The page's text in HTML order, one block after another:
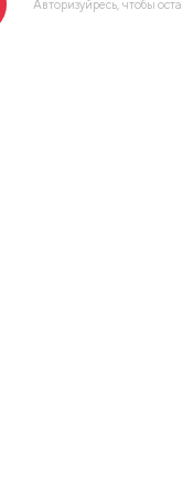
Авторизуйресь, чтобы